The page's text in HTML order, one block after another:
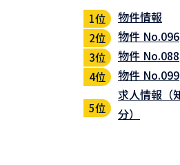
物件情報
物件 No.096
物件 No.088
物件 No.099
求人情報（
分）